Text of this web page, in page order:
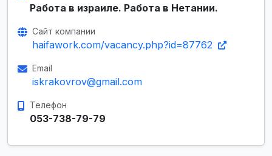
Работа в израиле. Работа в Нетании.
Сайт компании
haifawork.com/vacancy.php?id=87762
Email
iskrakovrov@gmail.com
Телефон
053-738-79-79